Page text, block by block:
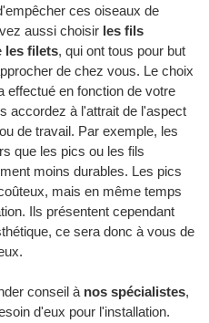
ces oiseaux de
aussi choisir les fils
les filets, qui ont tous pour but
de chez vous. Le choix
effectué en fonction de votre
accordez à l'attrait de l'aspect
de travail. Par exemple, les
que les pics ou les fils
moins durables. Les pics
mais en même temps
Ils présentent cependant
ce sera donc à vous de
conseil à nos spécialistes,
d'eux pour l'installation.